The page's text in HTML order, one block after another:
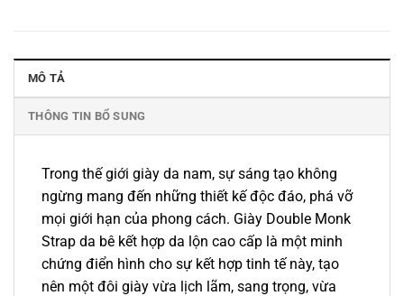
MÔ TẢ
THÔNG TIN BỔ SUNG
Trong thế giới giày da nam, sự sáng tạo không
ngừng mang đến những thiết kế độc đáo, phá vỡ
mọi giới hạn của phong cách. Giày Double Monk
Strap da bê kết hợp da lộn cao cấp là một minh
chứng điển hình cho sự kết hợp tinh tế này, tạo
nên một đôi giày vừa lịch lãm, sang trọng, vừa